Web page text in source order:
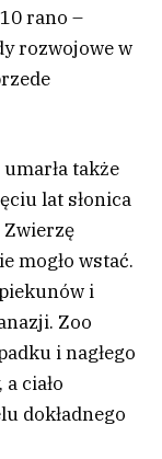
rano –
rozwojowe w
także
lat słonica
Zwierzę
mogło wstać.
i
Zoo
i nagłego
ciało
dokładnego